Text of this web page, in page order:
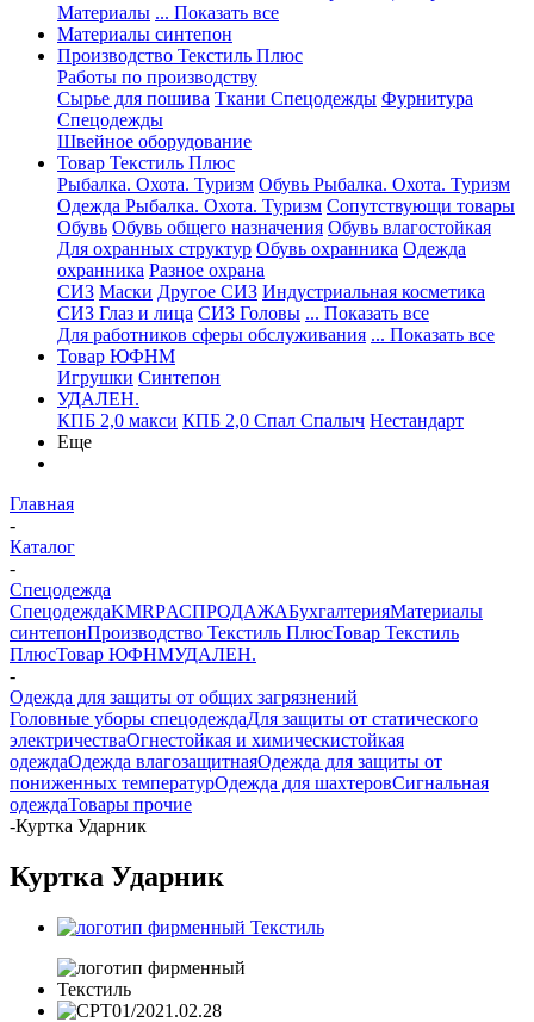
Материалы ... Показать все
Материалы синтепон
Производство Текстиль Плюс
Работы по производству
Сырье для пошива Ткани Спецодежды Фурнитура
Спецодежды
Швейное оборудование
Товар Текстиль Плюс
Рыбалка. Охота. Туризм Обувь Рыбалка. Охота. Туризм
Одежда Рыбалка. Охота. Туризм Сопутствующи товары
Обувь Обувь общего назначения Обувь влагостойкая
Для охранных структур Обувь охранника Одежда
охранника Разное охрана
СИЗ Маски Другое СИЗ Индустриальная косметика
СИЗ Глаз и лица СИЗ Головы ... Показать все
Для работников сферы обслуживания ... Показать все
Товар ЮФНМ
Игрушки Синтепон
УДАЛЕН.
КПБ 2,0 макси КПБ 2,0 Спал Спалыч Нестандарт
Еще
Главная
-
Каталог
-
Спецодежда
СпецодеждаKMRPАСПРОДАЖАБухгалтерияМатериалы
синтепонПроизводство Текстиль ПлюсТовар Текстиль
ПлюсТовар ЮФНМУДАЛЕН.
-
Одежда для защиты от общих загрязнений
Головные уборы спецодеждаДля защиты от статического
электричестваОгнестойкая и химическистойкая
одеждаОдежда влагозащитнаяОдежда для защиты от
пониженных температурОдежда для шахтеровСигнальная
одеждаТовары прочие
-Куртка Ударник
Куртка Ударник